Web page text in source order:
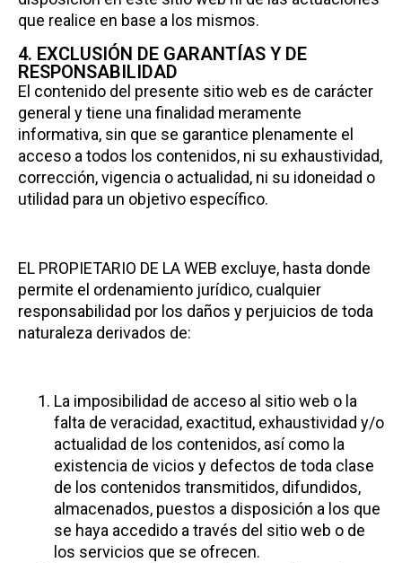
que realice en base a los mismos.
4. EXCLUSIÓN DE GARANTÍAS Y DE
RESPONSABILIDAD
El contenido del presente sitio web es de carácter
general y tiene una finalidad meramente
informativa, sin que se garantice plenamente el
acceso a todos los contenidos, ni su exhaustividad,
corrección, vigencia o actualidad, ni su idoneidad o
utilidad para un objetivo específico.
EL PROPIETARIO DE LA WEB excluye, hasta donde
permite el ordenamiento jurídico, cualquier
responsabilidad por los daños y perjuicios de toda
naturaleza derivados de:
La imposibilidad de acceso al sitio web o la
falta de veracidad, exactitud, exhaustividad y/o
actualidad de los contenidos, así como la
existencia de vicios y defectos de toda clase
de los contenidos transmitidos, difundidos,
almacenados, puestos a disposición a los que
se haya accedido a través del sitio web o de
los servicios que se ofrecen.